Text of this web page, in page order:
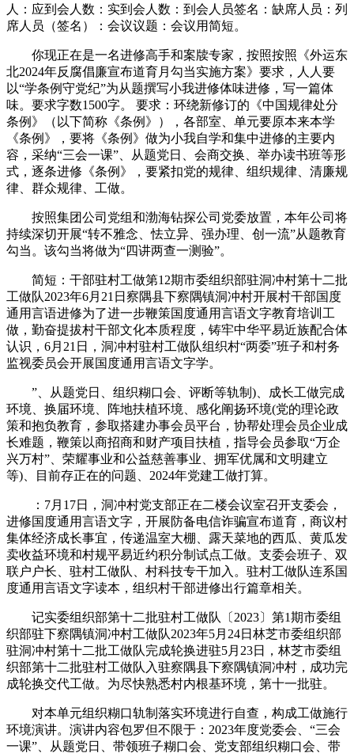
人：应到会人数：实到会人数：到会人员签名：缺席人员：列
席人员（签名）：会议议题：会议用简短。
你现正在是一名进修高手和案牍专家，按照按照《外运东
北2024年反腐倡廉宣布道育月勾当实施方案》要求，人人要
以“学条例守党纪”为从题撰写小我进修体味进修，写一篇体
味。要求字数1500字。 要求：环绕新修订的《中国规律处分
条例》（以下简称《条例》），各部室、单元要原本来本学
《条例》，要将《条例》做为小我自学和集中进修的主要内
容，采纳“三会一课”、从题党日、会商交换、举办读书班等形
式，逐条进修《条例》，要紧扣党的规律、组织规律、清廉规
律、群众规律、工做。
按照集团公司党组和渤海钻探公司党委放置，本年公司将
持续深切开展“转不雅念、怯立异、强办理、创一流”从题教育
勾当。该勾当将做为“四讲两查一测验”。
简短：干部驻村工做第12期市委组织部驻洞冲村第十二批
工做队2023年6月21日察隅县下察隅镇洞冲村开展村干部国度
通用言语进修为了进一步鞭策国度通用言语文字教育培训工
做，勤奋提拔村干部文化本质程度，铸牢中华平易近族配合体
认识，6月21日，洞冲村驻村工做队组织村“两委”班子和村务
监视委员会开展国度通用言语文字学。
”、从题党日、组织糊口会、评断等轨制)、成长工做完成
环境、换届环境、阵地扶植环境、感化阐扬环境(党的理论政
策和抱负教育，参取搭建办事会员平台，协帮处理会员企业成
长难题，鞭策以商招商和财产项目扶植，指导会员参取“万企
兴万村”、荣耀事业和公益慈善事业、拥军优属和文明建立
等)、目前存正在的问题、2024年党建工做打算。
：7月17日，洞冲村党支部正在二楼会议室召开支委会，
进修国度通用言语文字，开展防备电信诈骗宣布道育，商议村
集体经济成长事宜，传递温室大棚、露天菜地的西瓜、黄瓜发
卖收益环境和村规平易近约积分制试点工做。支委会班子、双
联户户长、驻村工做队、村科技专干加入。驻村工做队连系国
度通用言语文字读本，组织村干部进修出行篇章相关。
记实委组织部第十二批驻村工做队〔2023〕第1期市委组
织部驻下察隅镇洞冲村工做队2023年5月24日林芝市委组织部
驻洞冲村第十二批工做队完成轮换进驻5月23日，林芝市委组
织部第十二批驻村工做队入驻察隅县下察隅镇洞冲村，成功完
成轮换交代工做。为尽快熟悉村内根基环境，第十一批驻。
对本单元组织糊口轨制落实环境进行自查，构成工做施行
环境演讲。演讲内容包罗但不限于：2023年度党委会、“三会
一课”、从题党日、带领班子糊口会、党支部组织糊口会、带